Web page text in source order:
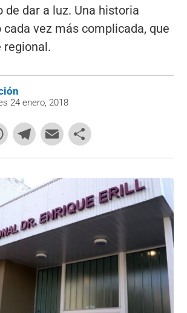
de dar a luz. Una historia
vez más complicada, que
regional.
24 enero, 2018
W
h
at
s
A
p
p
T
el
gr
a
m
E
m
ai
o
m
p
ar
tir